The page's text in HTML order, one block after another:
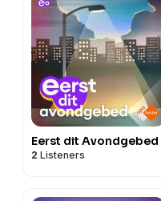
Eerst dit Avondgebed
2 Listeners